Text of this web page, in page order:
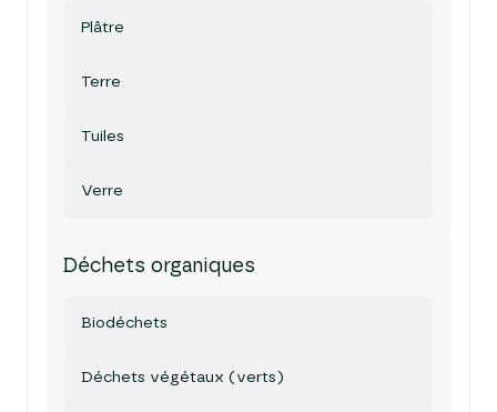
Plâtre
Terre
Tuiles
Verre
Déchets organiques
Biodéchets
Déchets végétaux (verts)